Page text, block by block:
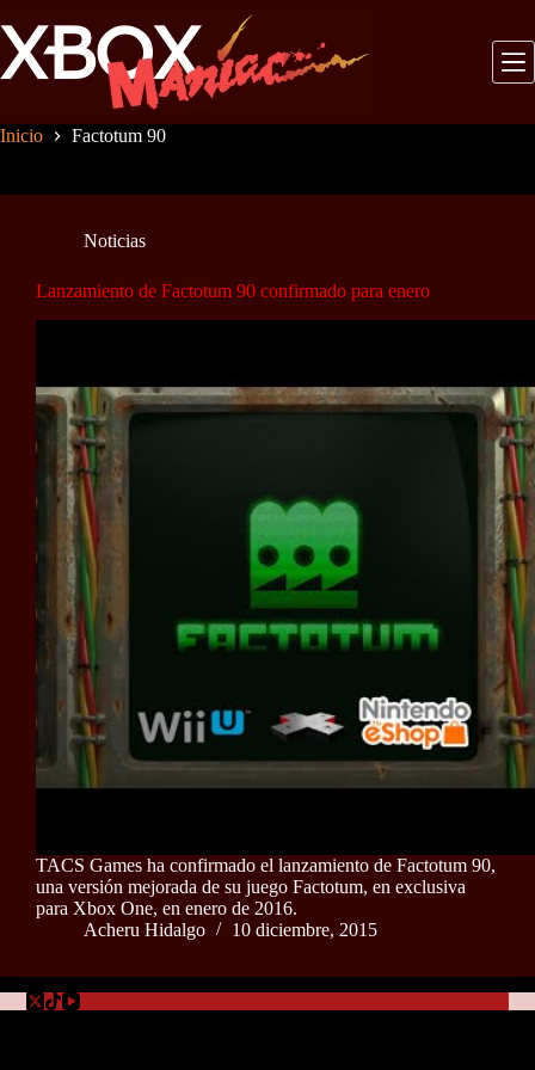
al
contenido
Inicio Factotum 90
Noticias
Lanzamiento de Factotum 90 confirmado para enero
TACS Games ha confirmado el lanzamiento de Factotum 90,
una versión mejorada de su juego Factotum, en exclusiva
para Xbox One, en enero de 2016.
Acheru Hidalgo
10 diciembre, 2015